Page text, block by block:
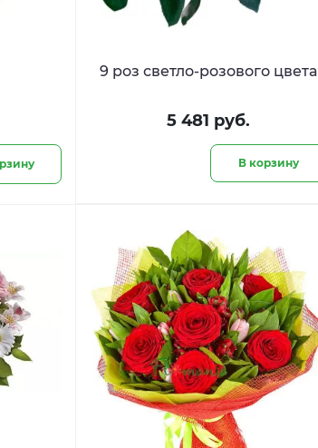
9 роз светло-розового цвета
5 481 руб.
В корзину